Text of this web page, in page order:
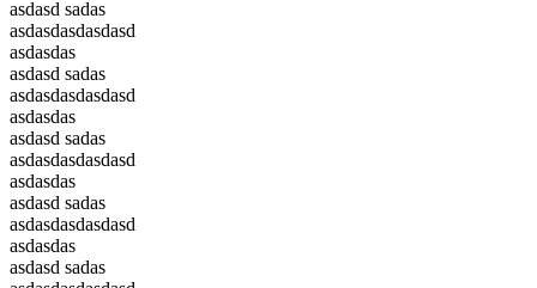
asdasd sadas
asdasdasdasdasd
asdasdas
asdasd sadas
asdasdasdasdasd
asdasdas
asdasd sadas
asdasdasdasdasd
asdasdas
asdasd sadas
asdasdasdasdasd
asdasdas
asdasd sadas